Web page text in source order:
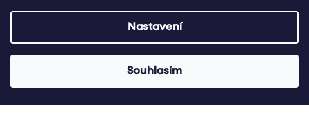
Nastavení
Souhlasím
Nakupte u nás alespoň za 2500,- Kč a více a máte dopravu
Copyright 2026FreshDelikatesy.cz. Všechna práva vyhrazena.